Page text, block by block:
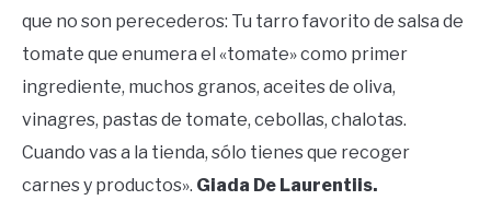
que no son perecederos: Tu tarro favorito de salsa de
tomate que enumera el «tomate» como primer
ingrediente, muchos granos, aceites de oliva,
vinagres, pastas de tomate, cebollas, chalotas.
Cuando vas a la tienda, sólo tienes que recoger
carnes y productos». Giada De Laurentiis.